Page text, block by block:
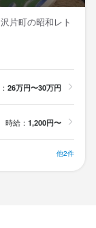
片町の昭和レト
26万円〜30万円
時給： 1,200円〜
他2件